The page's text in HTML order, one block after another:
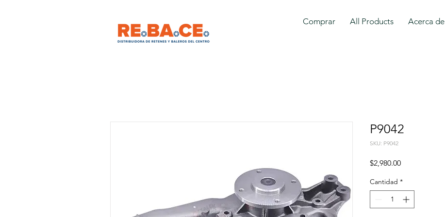
Comprar All Products Acerca de
P9042
SKU: P9042
$2,980.00Precio
Cantidad *